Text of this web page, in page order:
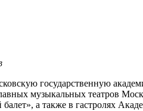
государственную
музыкальных театров
а также в гастролях